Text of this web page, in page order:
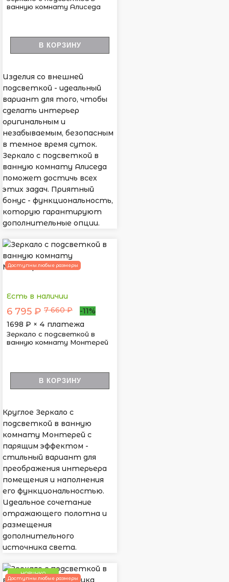
ванную комнату Алиседа
В КОРЗИНУ
Изделия со внешней
подсветкой - идеальный
вариант для того, чтобы
сделать интерьер
оригинальным и
незабываемым, безопасным
в темное время суток.
Зеркало с подсветкой в
ванную комнату Алиседа
поможет достичь всех
этих задач. Приятный
бонус - функциональность,
которую гарантируют
дополнительные опции.
Доступны любые размеры
Есть в наличии
6 795 ₽ 7 660 ₽
-11%
1698 ₽ × 4 платежа
Зеркало с подсветкой в
ванную комнату Монтерей
В КОРЗИНУ
Круглое Зеркало с
подсветкой в ванную
комнату Монтерей с
парящим эффектом -
стильный вариант для
преображения интерьера
помещения и наполнения
его функциональностью.
Идеальное сочетание
отражающего полотна и
размещения
дополнительного
источника света.
НОВИНКА
Доступны любые размеры